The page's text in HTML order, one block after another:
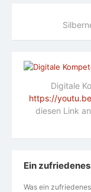
Digitale
https://
diesen Link
Ein
Was ein